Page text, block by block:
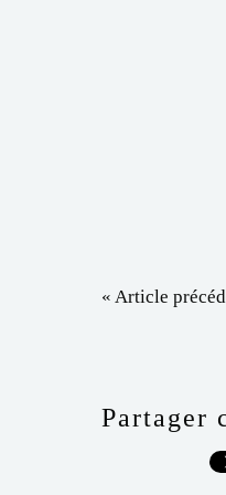
« Article
Partager